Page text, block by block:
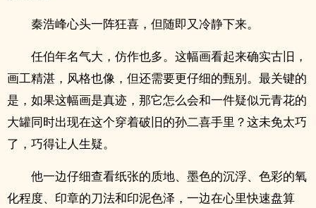
秦浩峰心头一阵狂喜，但随即又冷静下来。
任伯年名气大，仿作也多。这幅画看起来确实古旧，
画工精湛，风格也像，但还需要更仔细的甄别。最关键的
是，如果这幅画是真迹，那它怎么会和一件疑似元青花的
大罐同时出现在这个穿着破旧的孙二喜手里？这未免太巧
了，巧得让人生疑。
他一边仔细查看纸张的质地、墨色的沉浮、色彩的氧
化程度、印章的刀法和印泥色泽，一边在心里快速盘算